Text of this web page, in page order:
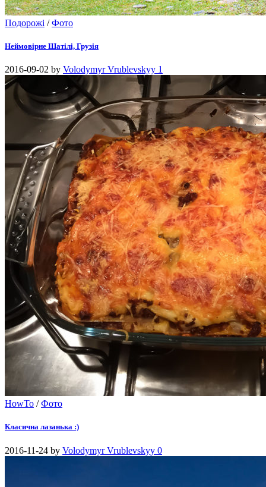
Подорожі /Фото
Неймовірне Шатілі, Грузія
2016-09-02 by Volodymyr Vrublevskyy 1
HowTo /Фото
Класична лазанька :)
2016-11-24 by Volodymyr Vrublevskyy 0